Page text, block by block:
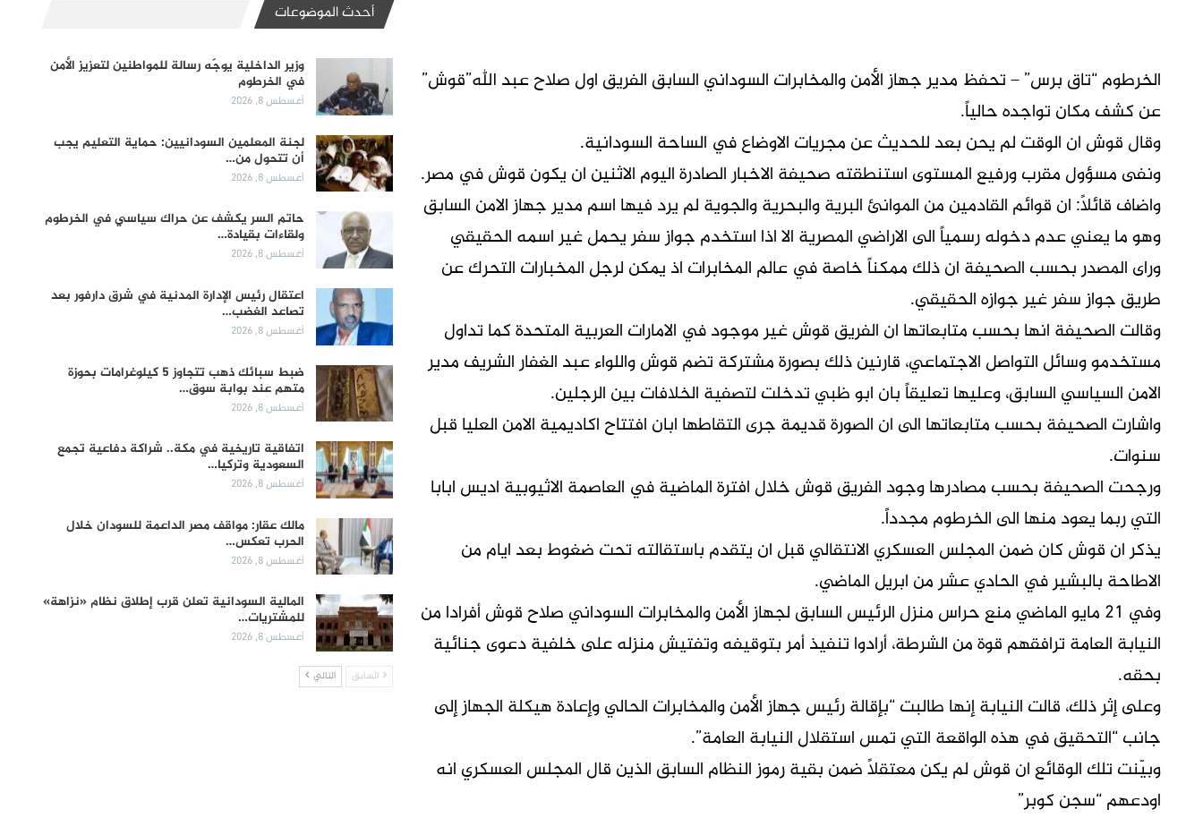
الخرطوم “تاق برس” – تحفظ مدير جهاز الأمن والمخابرات السوداني السابق الفريق اول صلاح عبد الله”قوش”
عن كشف مكان تواجده حالياً.
وقال قوش ان الوقت لم يحن بعد للحديث عن مجريات الاوضاع في الساحة السودانية.
ونفى مسؤول مقرب ورفيع المستوى استنطقته صحيفة الاخبار الصادرة اليوم الاثنين ان يكون قوش في مصر.
واضاف قائلاً: ان قوائم القادمين من الموانئ البرية والبحرية والجوية لم يرد فيها اسم مدير جهاز الامن السابق
وهو ما يعني عدم دخوله رسمياً الى الاراضي المصرية الا اذا استخدم جواز سفر يحمل غير اسمه الحقيقي
وراى المصدر بحسب الصحيفة ان ذلك ممكناً خاصة في عالم المخابرات اذ يمكن لرجل المخبارات التحرك عن
طريق جواز سفر غير جوازه الحقيقي.
وقالت الصحيفة انها بحسب متابعاتها ان الفريق قوش غير موجود في الامارات العربية المتحدة كما تداول
مستخدمو وسائل التواصل الاجتماعي، قارنين ذلك بصورة مشتركة تضم قوش واللواء عبد الغفار الشريف مدير
الامن السياسي السابق، وعليها تعليقاً بان ابو ظبي تدخلت لتصفية الخلافات بين الرجلين.
واشارت الصحيفة بحسب متابعاتها الى ان الصورة قديمة جرى التقاطها ابان افتتاح اكاديمية الامن العليا قبل
سنوات.
ورجحت الصحيفة بحسب مصادرها وجود الفريق قوش خلال افترة الماضية في العاصمة الاثيوبية اديس ابابا
التي ربما يعود منها الى الخرطوم مجدداً.
يذكر ان قوش كان ضمن المجلس العسكري الانتقالي قبل ان يتقدم باستقالته تحت ضغوط بعد ايام من
الاطاحة بالبشير في الحادي عشر من ابريل الماضي.
وفي 21 مايو الماضي منع حراس منزل الرئيس السابق لجهاز الأمن والمخابرات السوداني صلاح قوش أفرادا من
النيابة العامة ترافقهم قوة من الشرطة، أرادوا تنفيذ أمر بتوقيفه وتفتيش منزله على خلفية دعوى جنائية
بحقه.
وعلى إثر ذلك، قالت النيابة إنها طالبت “بإقالة رئيس جهاز الأمن والمخابرات الحالي وإعادة هيكلة الجهاز إلى
جانب “التحقيق في هذه الواقعة التي تمس استقلال النيابة العامة”.
وبيّنت تلك الوقائع ان قوش لم يكن معتقلاً ضمن بقية رموز النظام السابق الذين قال المجلس العسكري انه
اودعهم “سجن كوبر”
أحدث الموضوعات
وزير الداخلية يوجّه رسالة للمواطنين لتعزيز الأمن
في الخرطوم
أغسطس 8, 2026
لجنة المعلمين السودانيين: حماية التعليم يجب
أن تتحول من…
أغسطس 8, 2026
حاتم السر يكشف عن حراك سياسي في الخرطوم
ولقاءات بقيادة…
أغسطس 8, 2026
اعتقال رئيس الإدارة المدنية في شرق دارفور بعد
تصاعد الغضب…
أغسطس 8, 2026
ضبط سبائك ذهب تتجاوز 5 كيلوغرامات بحوزة
متهم عند بوابة سوق…
أغسطس 8, 2026
اتفاقية تاريخية في مكة.. شراكة دفاعية تجمع
السعودية وتركيا…
أغسطس 8, 2026
مالك عقار: مواقف مصر الداعمة للسودان خلال
الحرب تعكس…
أغسطس 8, 2026
المالية السودانية تعلن قرب إطلاق نظام «نزاهة»
للمشتريات…
أغسطس 8, 2026
السابق التالي